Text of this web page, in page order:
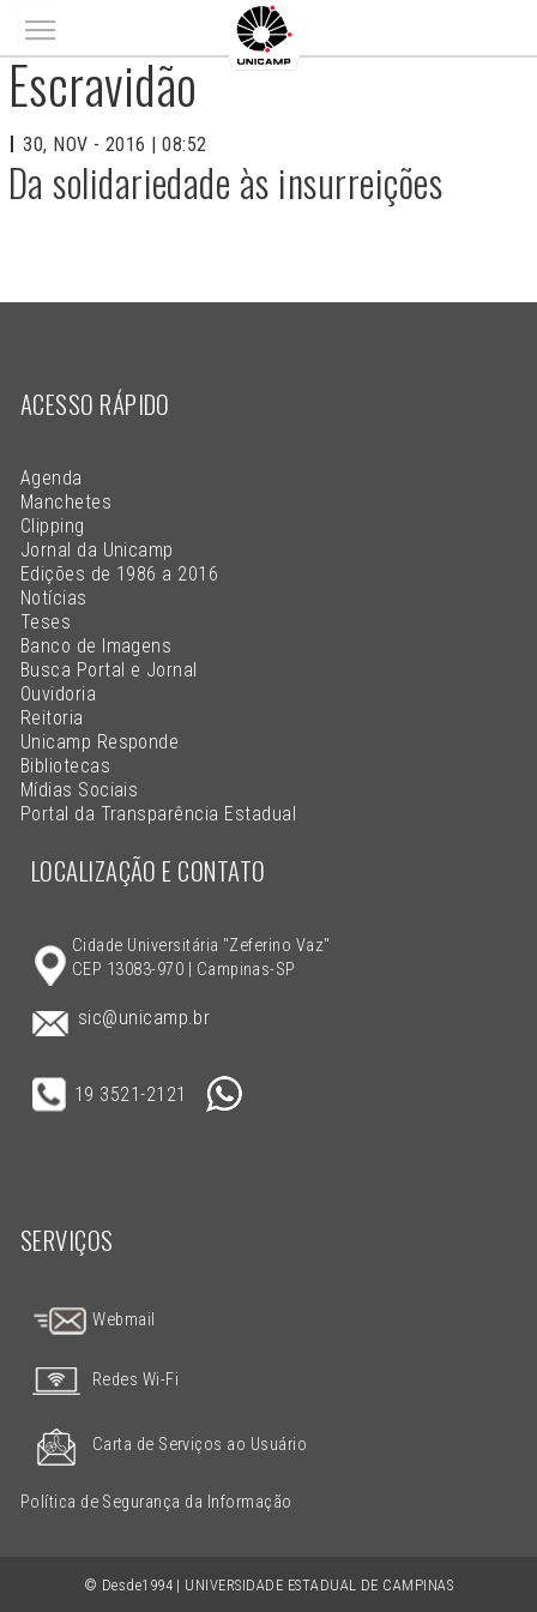
Main menu
Escravidão
30, NOV - 2016 | 08:52
Da solidariedade às insurreições
© Desde1994 | UNIVERSIDADE ESTADUAL DE CAMPINAS
ACESSO RÁPIDO
Agenda
Manchetes
Clipping
Jornal da Unicamp
Edições de 1986 a 2016
Notícias
Teses
Banco de Imagens
Busca Portal e Jornal
Ouvidoria
Reitoria
Unicamp Responde
Bibliotecas
Mídias Sociais
Portal da Transparência Estadual
LOCALIZAÇÃO E CONTATO
Cidade Universitária "Zeferino Vaz"
CEP 13083-970 | Campinas-SP
sic@unicamp.br
19 3521-2121
SERVIÇOS
Webmail
Redes Wi-Fi
Carta de Serviços ao Usuário
Política de Segurança da Informação